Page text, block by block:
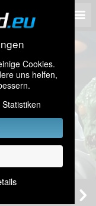
Cookies.
uns helfen,
Statistiken